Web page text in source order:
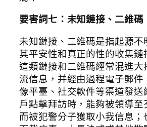
要害詞七：未知鏈接、二維碼
未知鏈接、二維碼是指起源不
其平安性和真正的性的收集鏈
這類鏈接和二維碼經常混進大
流信息，并經由過程電子郵件
像平臺、社交軟件等渠道發送
戶點擊拜訪時，能夠被領導至
而被犯警分子獲取小我信息；